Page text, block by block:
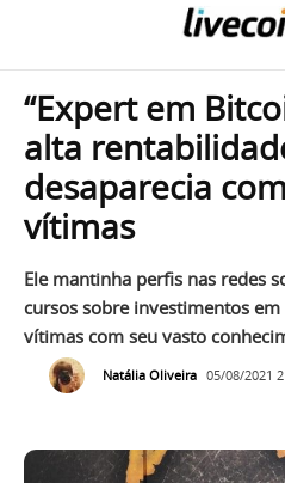
“Expert em
alta
desaparecia
vítimas
Ele mantinha perfis nas redes
cursos sobre investimentos
vítimas com seu vasto
Natália Oliveira 05/08/2021